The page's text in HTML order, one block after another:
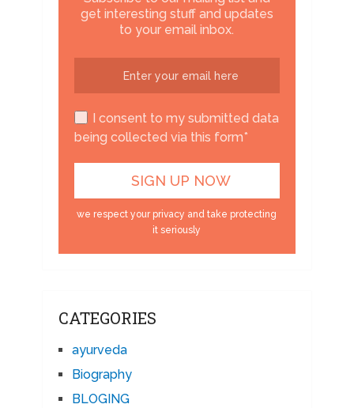
get interesting stuff and updates
to your email inbox.
I consent to my submitted data
being collected via this form*
we respect your privacy and take protecting
it seriously
CATEGORIES
ayurveda
Biography
BLOGING